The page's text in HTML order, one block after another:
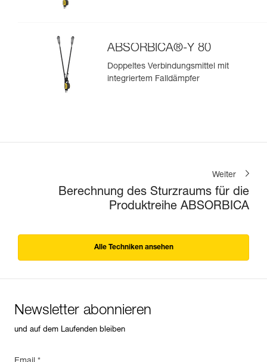
ABSORBICA®-Y 80
Doppeltes Verbindungsmittel mit
integriertem Falldämpfer
Weiter
Berechnung des Sturzraums für die
Produktreihe ABSORBICA
Alle Techniken ansehen
Newsletter abonnieren
und auf dem Laufenden bleiben